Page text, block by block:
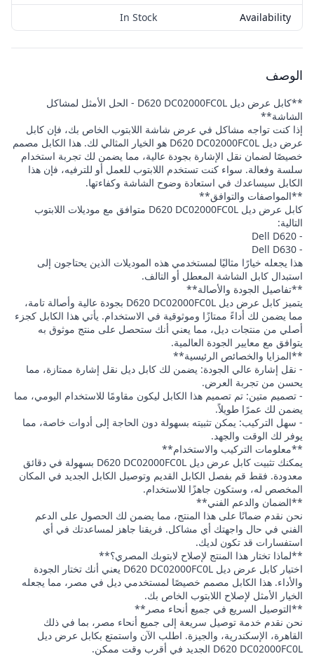
Availability
In Stock
الوصف
**كابل عرض ديل D620 DC02000FC0L - الحل الأمثل لمشاكل
الشاشة**
إذا كنت تواجه مشاكل في عرض شاشة اللابتوب الخاص بك، فإن كابل
عرض ديل D620 DC02000FC0L هو الخيار المثالي لك. هذا الكابل مصمم
خصيصًا لضمان نقل الإشارة بجودة عالية، مما يضمن لك تجربة استخدام
سلسة وفعالة. سواء كنت تستخدم اللابتوب للعمل أو للترفيه، فإن هذا
الكابل سيساعدك في استعادة وضوح الشاشة وكفاءتها.
**المواصفات والتوافق**
كابل عرض ديل D620 DC02000FC0L متوافق مع موديلات اللابتوب
التالية:
- Dell D620
- Dell D630
هذا يجعله خيارًا مثاليًا لمستخدمي هذه الموديلات الذين يحتاجون إلى
استبدال كابل الشاشة المعطل أو التالف.
**تفاصيل الجودة والأصالة**
يتميز كابل عرض ديل D620 DC02000FC0L بجودة عالية وأصالة تامة،
مما يضمن لك أداءً ممتازًا وموثوقية في الاستخدام. يأتي هذا الكابل كجزء
أصلي من منتجات ديل، مما يعني أنك ستحصل على منتج موثوق به
يتوافق مع معايير الجودة العالمية.
**المزايا والخصائص الرئيسية**
- نقل إشارة عالي الجودة: يضمن لك كابل ديل نقل إشارة ممتازة، مما
يحسن من تجربة العرض.
- تصميم متين: تم تصميم هذا الكابل ليكون مقاومًا للاستخدام اليومي، مما
يضمن لك عمرًا طويلاً.
- سهل التركيب: يمكن تثبيته بسهولة دون الحاجة إلى أدوات خاصة، مما
يوفر لك الوقت والجهد.
**معلومات التركيب والاستخدام**
يمكنك تثبيت كابل عرض ديل D620 DC02000FC0L بسهولة في دقائق
معدودة. فقط قم بفصل الكابل القديم وتوصيل الكابل الجديد في المكان
المخصص له، وستكون جاهزًا للاستخدام.
**الضمان والدعم الفني**
نحن نقدم ضمانًا على هذا المنتج، مما يضمن لك الحصول على الدعم
الفني في حال واجهتك أي مشاكل. فريقنا جاهز لمساعدتك في أي
استفسارات قد تكون لديك.
**لماذا تختار هذا المنتج لإصلاح لابتوبك المصري؟**
اختيار كابل عرض ديل D620 DC02000FC0L يعني أنك تختار الجودة
والأداء. هذا الكابل مصمم خصيصًا لمستخدمي ديل في مصر، مما يجعله
الخيار الأمثل لإصلاح اللابتوب الخاص بك.
**التوصيل السريع في جميع أنحاء مصر**
نحن نقدم خدمة توصيل سريعة إلى جميع أنحاء مصر، بما في ذلك
القاهرة، الإسكندرية، والجيزة. اطلب الآن واستمتع بكابل عرض ديل
D620 DC02000FC0L الجديد في أقرب وقت ممكن.